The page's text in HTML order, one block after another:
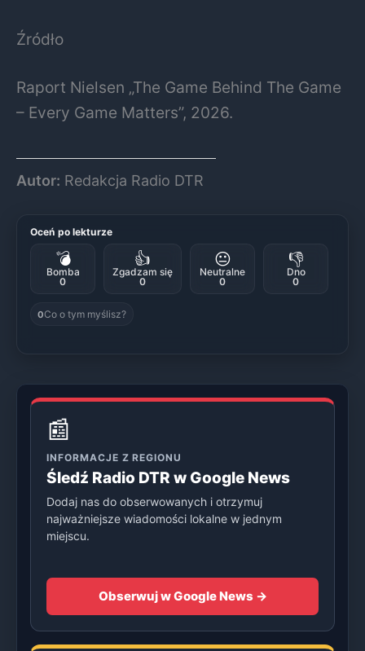
Źródło
Raport Nielsen „The Game Behind The Game
– Every Game Matters”, 2026.
Autor: Redakcja Radio DTR
Oceń po lekturze
💣
Bomba
0
👍
Zgadzam się
0
😐
Neutralne
0
👎
Dno
0
0Co o tym myślisz?
📰
INFORMACJE Z REGIONU
Śledź Radio DTR w Google News
Dodaj nas do obserwowanych i otrzymuj
najważniejsze wiadomości lokalne w jednym
miejscu.
Obserwuj w Google News →